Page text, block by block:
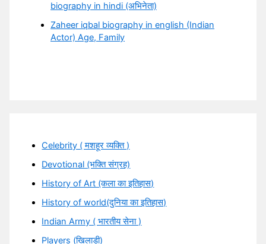
biography in hindi (अभिनेता)
Zaheer iqbal biography in english (Indian
Actor) Age, Family
Celebrity ( मशहूर व्यक्ति )
Devotional (भक्ति संग्रह)
History of Art (कला का इतिहास)
History of world(दुनिया का इतिहास)
Indian Army ( भारतीय सेना )
Players (खिलाड़ी)